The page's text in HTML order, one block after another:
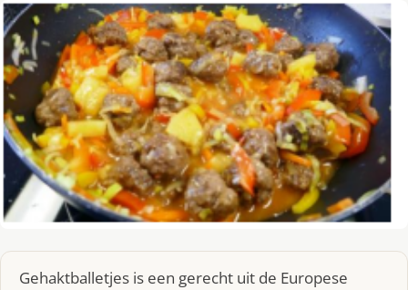
Gehaktballetjes is een gerecht uit de Europese